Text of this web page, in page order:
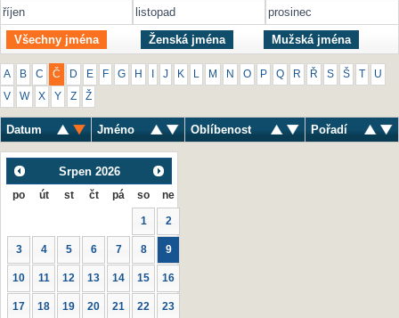
říjen
listopad prosinec
Všechny jména Ženská jména Mužská jména
A B C Č D E F G H J K M N O P Q R Ř S Š U
V W X Y Z Ž
Datum Jméno Oblíbenost Pořadí
Srpen 2026
po út st čt pá so ne
1 2
3 4 5 6 7 8 9
10 11 12 13 14 15 16
17 18 19 20 21 22 23